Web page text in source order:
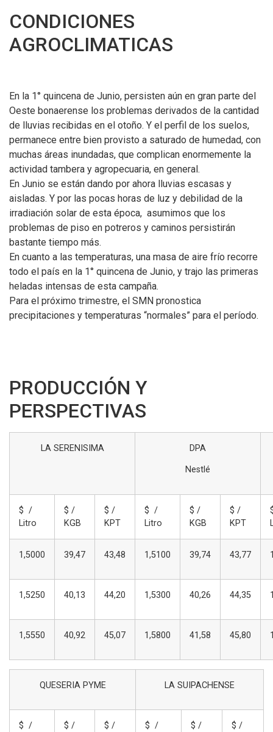
CONDICIONES
AGROCLIMATICAS
En la 1° quincena de Junio, persisten aún en gran parte del
Oeste bonaerense los problemas derivados de la cantidad
de lluvias recibidas en el otoño. Y el perfil de los suelos,
permanece entre bien provisto a saturado de humedad, con
muchas áreas inundadas, que complican enormemente la
actividad tambera y agropecuaria, en general.
En Junio se están dando por ahora lluvias escasas y
aisladas. Y por las pocas horas de luz y debilidad de la
irradiación solar de esta época, asumimos que los
problemas de piso en potreros y caminos persistirán
bastante tiempo más.
En cuanto a las temperaturas, una masa de aire frío recorre
todo el país en la 1° quincena de Junio, y trajo las primeras
heladas intensas de esta campaña.
Para el próximo trimestre, el SMN pronostica
precipitaciones y temperaturas “normales” para el período.
PRODUCCIÓN Y
PERSPECTIVAS
LA SERENISIMA DPA
Nestlé
$ /
Litro
$ /
KGB
$ /
KPT
$ /
Litro
$ /
KGB
$ /
KPT
1,5000 39,47 43,48 1,5100 39,74 43,77
1,5250 40,13 44,20 1,5300 40,26 44,35
1,5550 40,92 45,07 1,5800 41,58 45,80
QUESERIA PYME LA SUIPACHENSE
$ /
$ /
$ /
$ /
$ /
$ /